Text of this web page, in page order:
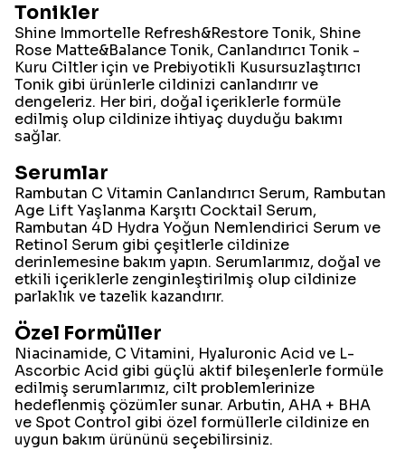
Tonikler
Shine Immortelle Refresh&Restore Tonik, Shine
Rose Matte&Balance Tonik, Canlandırıcı Tonik -
Kuru Ciltler için ve Prebiyotikli Kusursuzlaştırıcı
Tonik gibi ürünlerle cildinizi canlandırır ve
dengeleriz. Her biri, doğal içeriklerle formüle
edilmiş olup cildinize ihtiyaç duyduğu bakımı
sağlar.
Serumlar
Rambutan C Vitamin Canlandırıcı Serum, Rambutan
Age Lift Yaşlanma Karşıtı Cocktail Serum,
Rambutan 4D Hydra Yoğun Nemlendirici Serum ve
Retinol Serum gibi çeşitlerle cildinize
derinlemesine bakım yapın. Serumlarımız, doğal ve
etkili içeriklerle zenginleştirilmiş olup cildinize
parlaklık ve tazelik kazandırır.
Özel Formüller
Niacinamide, C Vitamini, Hyaluronic Acid ve L-
Ascorbic Acid gibi güçlü aktif bileşenlerle formüle
edilmiş serumlarımız, cilt problemlerinize
hedeflenmiş çözümler sunar. Arbutin, AHA + BHA
ve Spot Control gibi özel formüllerle cildinize en
uygun bakım ürününü seçebilirsiniz.